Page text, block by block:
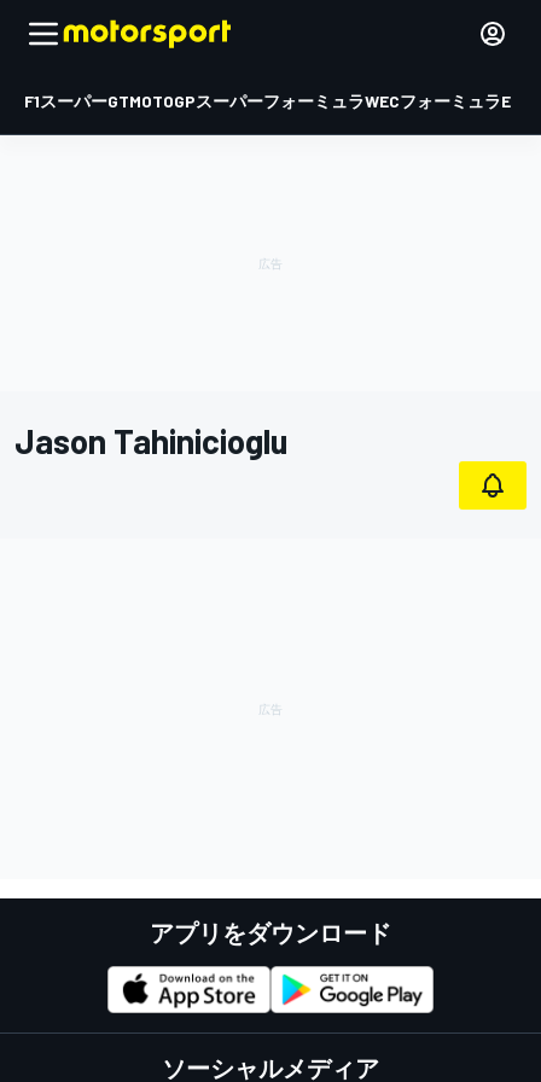
F1スーパーGTMOTOGPスーパーフォーミュラWECフォーミュラE
Jason Tahinicioglu
アプリをダウンロード
ソーシャルメディア